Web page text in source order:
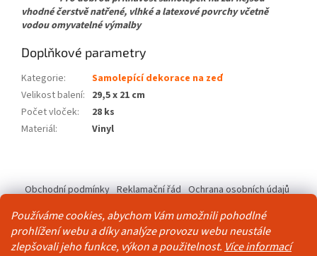
Používáme cookies, abychom Vám umožnili pohodlné
prohlížení webu a díky analýze provozu webu neustále
zlepšovali jeho funkce, výkon a použitelnost. Více informací
vhodné čerstvě natřené, vlhké a latexové povrchy včetně
vodou omyvatelné výmalby
Doplňkové parametry
Kategorie:
Samolepící dekorace na zeď
Velikost balení: 29,5 x 21 cm
Počet vloček:
28 ks
Materiál: Vinyl
p
Obchodní podmínky Reklamační řád Ochrana osobních údajů